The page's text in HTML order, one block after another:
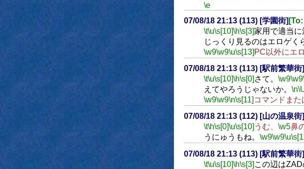
\e
07/08/18 21:13 (113) [学園街]
\t\u\s[10]\h\s[3]家用で適当に
じっくり見るのはエロゲく
\w9\w9\u\s[13] PC以外にエ
07/08/18 21:13 (113) [駅前繁華街]
\t\u\s[10]\h\s[0] さて。 \w9\w9
えてやろうじゃないか。 \n
\w9\w9\n\s[11] コマンドまた
07/08/18 21:13 (112) [山の温泉街]
\t\h\s[0] \u\s[10] うむ、 \w5鼻
うにゅうもね。 \w9\w9\u
07/08/18 21:13 (113) [駅前繁華街]
\t\u\s[10]\h\s[3] この辺は